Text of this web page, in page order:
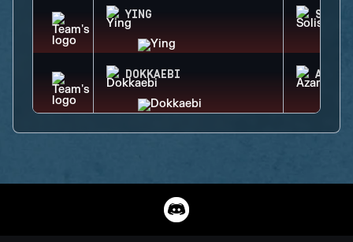
YING SOLIS
DOKKAEBI AZAMI